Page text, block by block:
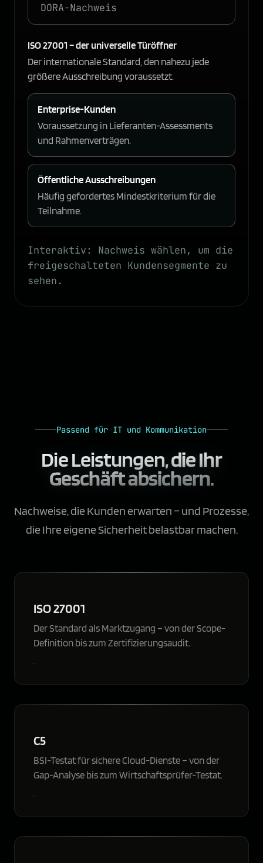
DORA-Nachweis
ISO 27001 – der universelle Türöffner
Der internationale Standard, den nahezu jede
größere Ausschreibung voraussetzt.
Enterprise-Kunden
Voraussetzung in Lieferanten-Assessments
und Rahmenverträgen.
Öffentliche Ausschreibungen
Häufig gefordertes Mindestkriterium für die
Teilnahme.
Interaktiv: Nachweis wählen, um die
freigeschalteten Kundensegmente zu
sehen.
Passend für IT und Kommunikation
Die Leistungen,die Ihr
Geschäft absichern.
Nachweise, die Kunden erwarten – und Prozesse,
die Ihre eigene Sicherheit belastbar machen.
ISO 27001
Der Standard als Marktzugang – von der Scope-
Definition bis zum Zertifizierungsaudit.
C5
BSI-Testat für sichere Cloud-Dienste – von der
Gap-Analyse bis zum Wirtschaftsprüfer-Testat.